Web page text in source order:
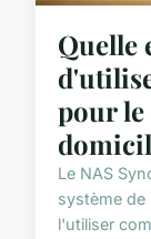
Quelle
pour le
Le NAS
système de
l'utiliser